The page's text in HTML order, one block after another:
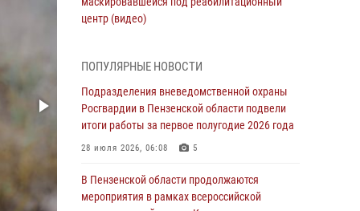
центр (видео)
В Управлении Росгвардии по Пензенской
области подвели итоги работы за первое
полугодие 2026 года
04 августа 2026, 06:08
праздничных мероприятий в День ВДВ в
Пензе
ПОПУЛЯРНЫЕ НОВОСТИ
Подразделения вневедомственной охраны
Росгвардии в Пензенской области подвели
итоги работы за первое полугодие 2026 года
28 июля 2026, 06:08 5
В Пензенской области продолжаются
мероприятия в рамках всероссийской